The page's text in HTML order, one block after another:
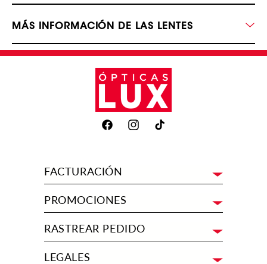
MÁS INFORMACIÓN DE LAS LENTES
FacebookInstagramTikTok
FACTURACIÓN
PROMOCIONES
RASTREAR PEDIDO
LEGALES